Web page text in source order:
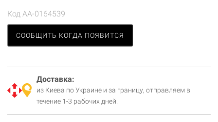
Код AA-0164539
СООБЩИТЬ КОГДА ПОЯВИТСЯ
Доставка:
из Киева по Украине и за границу, отправляем в
течение 1-3 рабочих дней.